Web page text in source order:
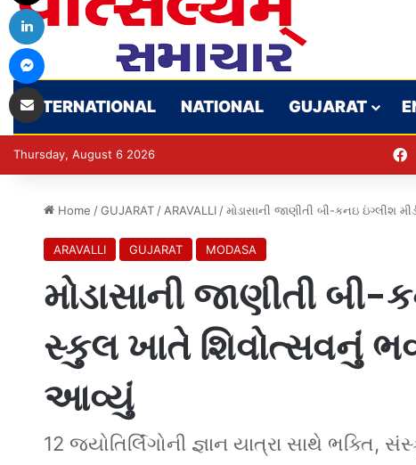
INTERNATIONAL NATIONAL GUJARAT
Thursday, August 6 2026
Home / GUJARAT / ARAVALLI / મોડાસાની જાણીતી બી-કનઇ ઇંગ્લીશ
ARAVALLI GUJARAT MODASA
મોડાસાની જાણીતી
સ્કુલ ખાતે શિવોત્સવનું
આવ્યું
12 જ્યોતિર્લિંગોની જ્ઞાન યાત્રા સાથે
LinkedIn